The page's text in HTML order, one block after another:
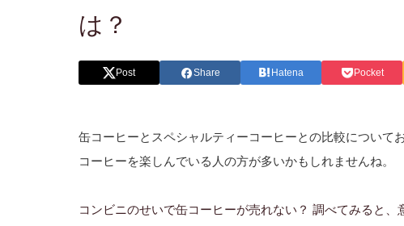
は？
Post Share Hatena Pocket
缶コーヒーとスペシャルティーコーヒーとの比較について
コーヒーを楽しんでいる人の方が多いかもしれませんね。
コンビニのせいで缶コーヒーが売れない？ 調べてみると